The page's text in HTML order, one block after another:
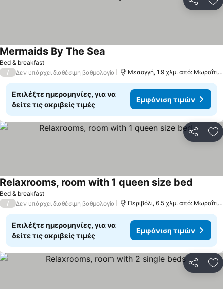
Bed & breakfast
Mermaids By The Sea
/ Δεν υπάρχει διαθέσιμη βαθμολογία Μεσογγή, 1.9 χλμ. από:
Επιλέξτε ημερομηνίες, για να
δείτε τις ακριβείς τιμές
Εμφάνιση τιμών
Bed & breakfast
Relaxrooms, room with 1 queen size bed
/ Δεν υπάρχει διαθέσιμη βαθμολογία Περιβόλι, 6.5 χλμ. από:
Επιλέξτε ημερομηνίες, για να
δείτε τις ακριβείς τιμές
Εμφάνιση τιμών